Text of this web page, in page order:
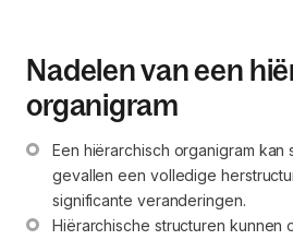
Nadelen van een
organigram
Een hiërarchisch organigram kan
gevallen een volledige
significante veranderingen.
Hiërarchische structuren